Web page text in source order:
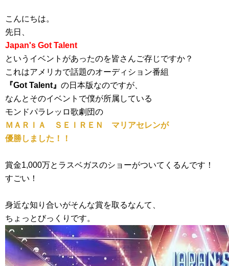
こんにちは。
先日、
Japan's Got Talent
というイベントがあったのを皆さんご存じですか？
これはアメリカで話題のオーディション番組
『Got Talent』 の日本版なのですが、
なんとそのイベントで僕が所属している
モンドパラレッロ歌劇団の
ＭＡＲＩＡ ＳＥＩＲＥＮ マリアセレンが
優勝しました！！
賞金1,000万とラスベガスのショーがついてくるんです！
すごい！
身近な知り合いがそんな賞を取るなんて、
ちょっとびっくりです。